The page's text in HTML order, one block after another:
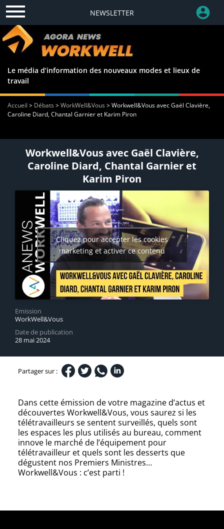
NEWSLETTER
Le média d’information des nouveaux modes et lieux de
travail
Accueil > Débats>WorkWell&Vous>Workwell&Vous avec Gaël Clavière,
Caroline Diard, Chantal Garnier et Karim Piron
Workwell&Vous avec Gaël Clavière,
Caroline Diard, Chantal Garnier et
Karim Piron
Cliquez pour accepter les cookies
marketing et activer ce contenu
Emission
WorkWell&Vous
Date de publication
28 mai 2024
Partager sur :
Dans cette émission de votre magazine d’actus et
découvertes Workwell&Vous, vous saurez si les
télétravailleurs se sentent surveillés, quels sont
les espaces les plus utilisés au bureau, comment
innove le marché de l’équipement pour
télétravailleur et quels sont les desserts que
dégustent nos Premiers Ministres…
Workwell&Vous : c’est parti !